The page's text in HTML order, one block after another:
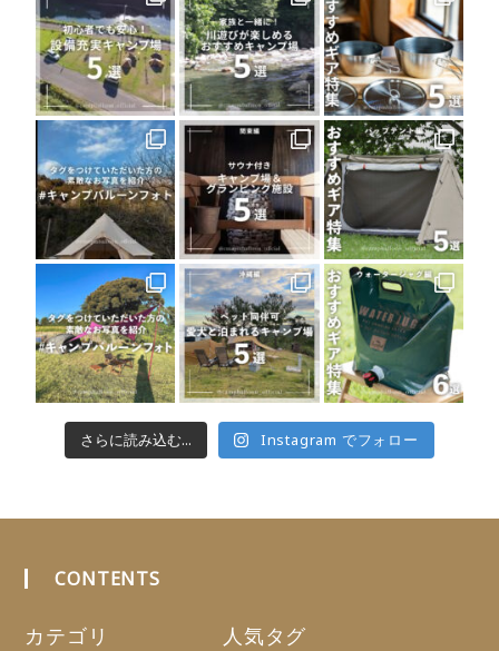
さらに読み込む... Instagram でフォロー
CONTENTS
カテゴリ 人気タグ